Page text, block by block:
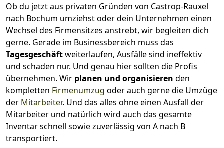
Ob du jetzt aus privaten Gründen von Castrop-Rauxel
nach Bochum umziehst oder dein Unternehmen einen
Wechsel des Firmensitzes anstrebt, wir begleiten dich
gerne. Gerade im Businessbereich muss das
Tagesgeschäftweiterlaufen, Ausfälle sind ineffektiv
und schaden nur. Und genau hier sollten die Profis
übernehmen. Wir planen und organisieren den
kompletten Firmenumzug oder auch gerne die Umzüge
der Mitarbeiter. Und das alles ohne einen Ausfall der
Mitarbeiter und natürlich wird auch das gesamte
Inventar schnell sowie zuverlässig von A nach B
transportiert.